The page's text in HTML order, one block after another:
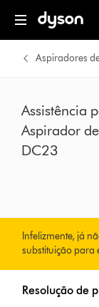
seguinte
Aspiradores
Assistência
Aspirador
DC23
Infelizmente, já
substituição para
Resolução de